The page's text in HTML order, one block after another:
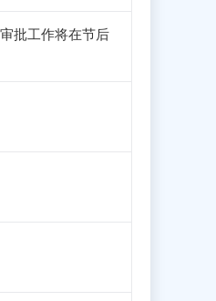
批工作将在节后